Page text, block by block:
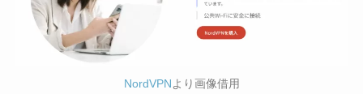
NordVPNより画像借用